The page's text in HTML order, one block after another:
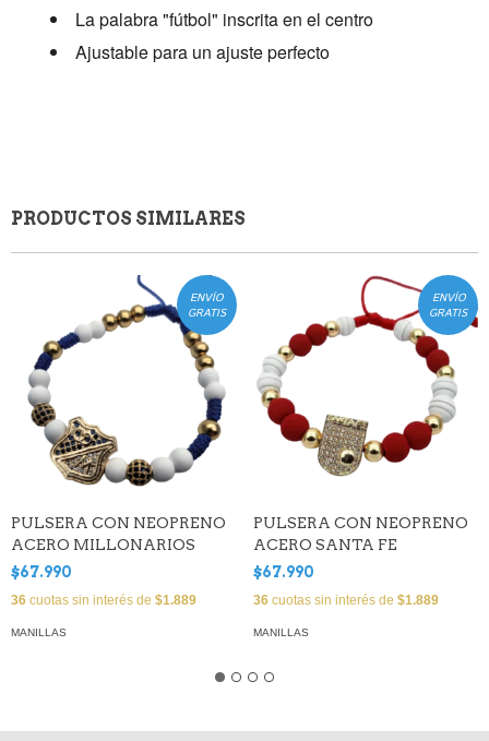
La palabra "fútbol" inscrita en el centro
Ajustable para un ajuste perfecto
PRODUCTOS SIMILARES
ENVÍO
GRATIS
PULSERA CON NEOPRENO
ACERO MILLONARIOS
$67.990
36 cuotas sin interés de $1.889
MANILLAS
ENVÍO
GRATIS
PULSERA CON NEOPRENO
ACERO SANTA FE
$67.990
36cuotas sin interés de $1.889
MANILLAS